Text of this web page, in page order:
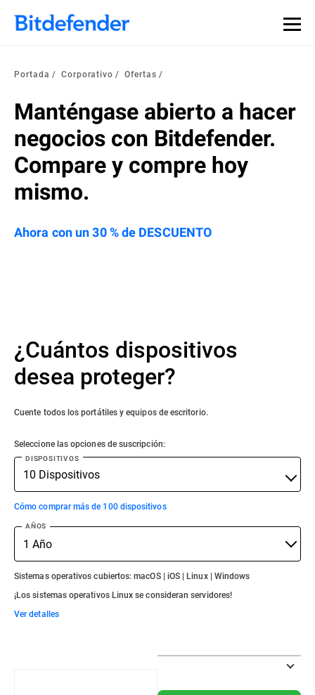
Portada Corporativo Ofertas
Manténgase abierto a hacer
negocios con Bitdefender.
Compare y compre hoy
mismo.
Ahora con un 30 % de DESCUENTO
¿Cuántos dispositivos
desea proteger?
Cuente todos los portátiles y equipos de escritorio.
Seleccione las opciones de suscripción:
DISPOSITIVOS
Cómo comprar más de 100 dispositivos
AÑOS
Sistemas operativos cubiertos: macOS | iOS | Linux | Windows
¡Los sistemas operativos Linux se consideran servidores!
Ver detalles